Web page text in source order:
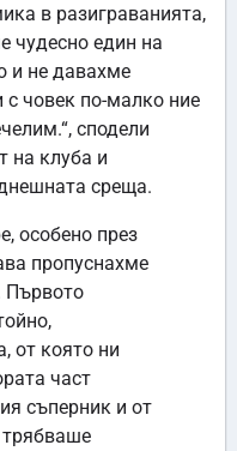
в разиграванията,
чудесно един на
и не давахме
човек по-малко ние
сподели
на клуба и
среща.
особено през
пропуснахме
Първото
от която ни
част
съперник и от
трябваше